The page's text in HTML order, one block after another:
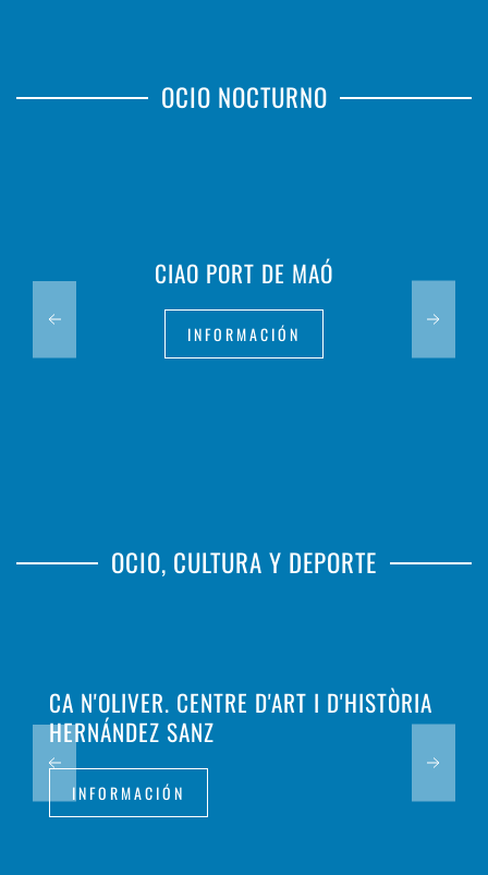
OCIO NOCTURNO
CIAO PORT DE MAÓ
INFORMACIÓN
OCIO, CULTURA Y DEPORTE
CA N'OLIVER. CENTRE D'ART I D'HISTÒRIA
HERNÁNDEZ SANZ
INFORMACIÓN